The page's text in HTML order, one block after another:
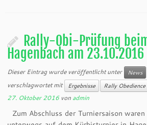
Rally-Obi-Prüfung
Hagenbach am 23.10.2016
Dieser Eintrag wurde veröffentlicht unter News
verschlagwortet mit
Ergebnisse Rally Obedience
27. Oktober 2016 von admin
Zum Abschluss der Turniersaison